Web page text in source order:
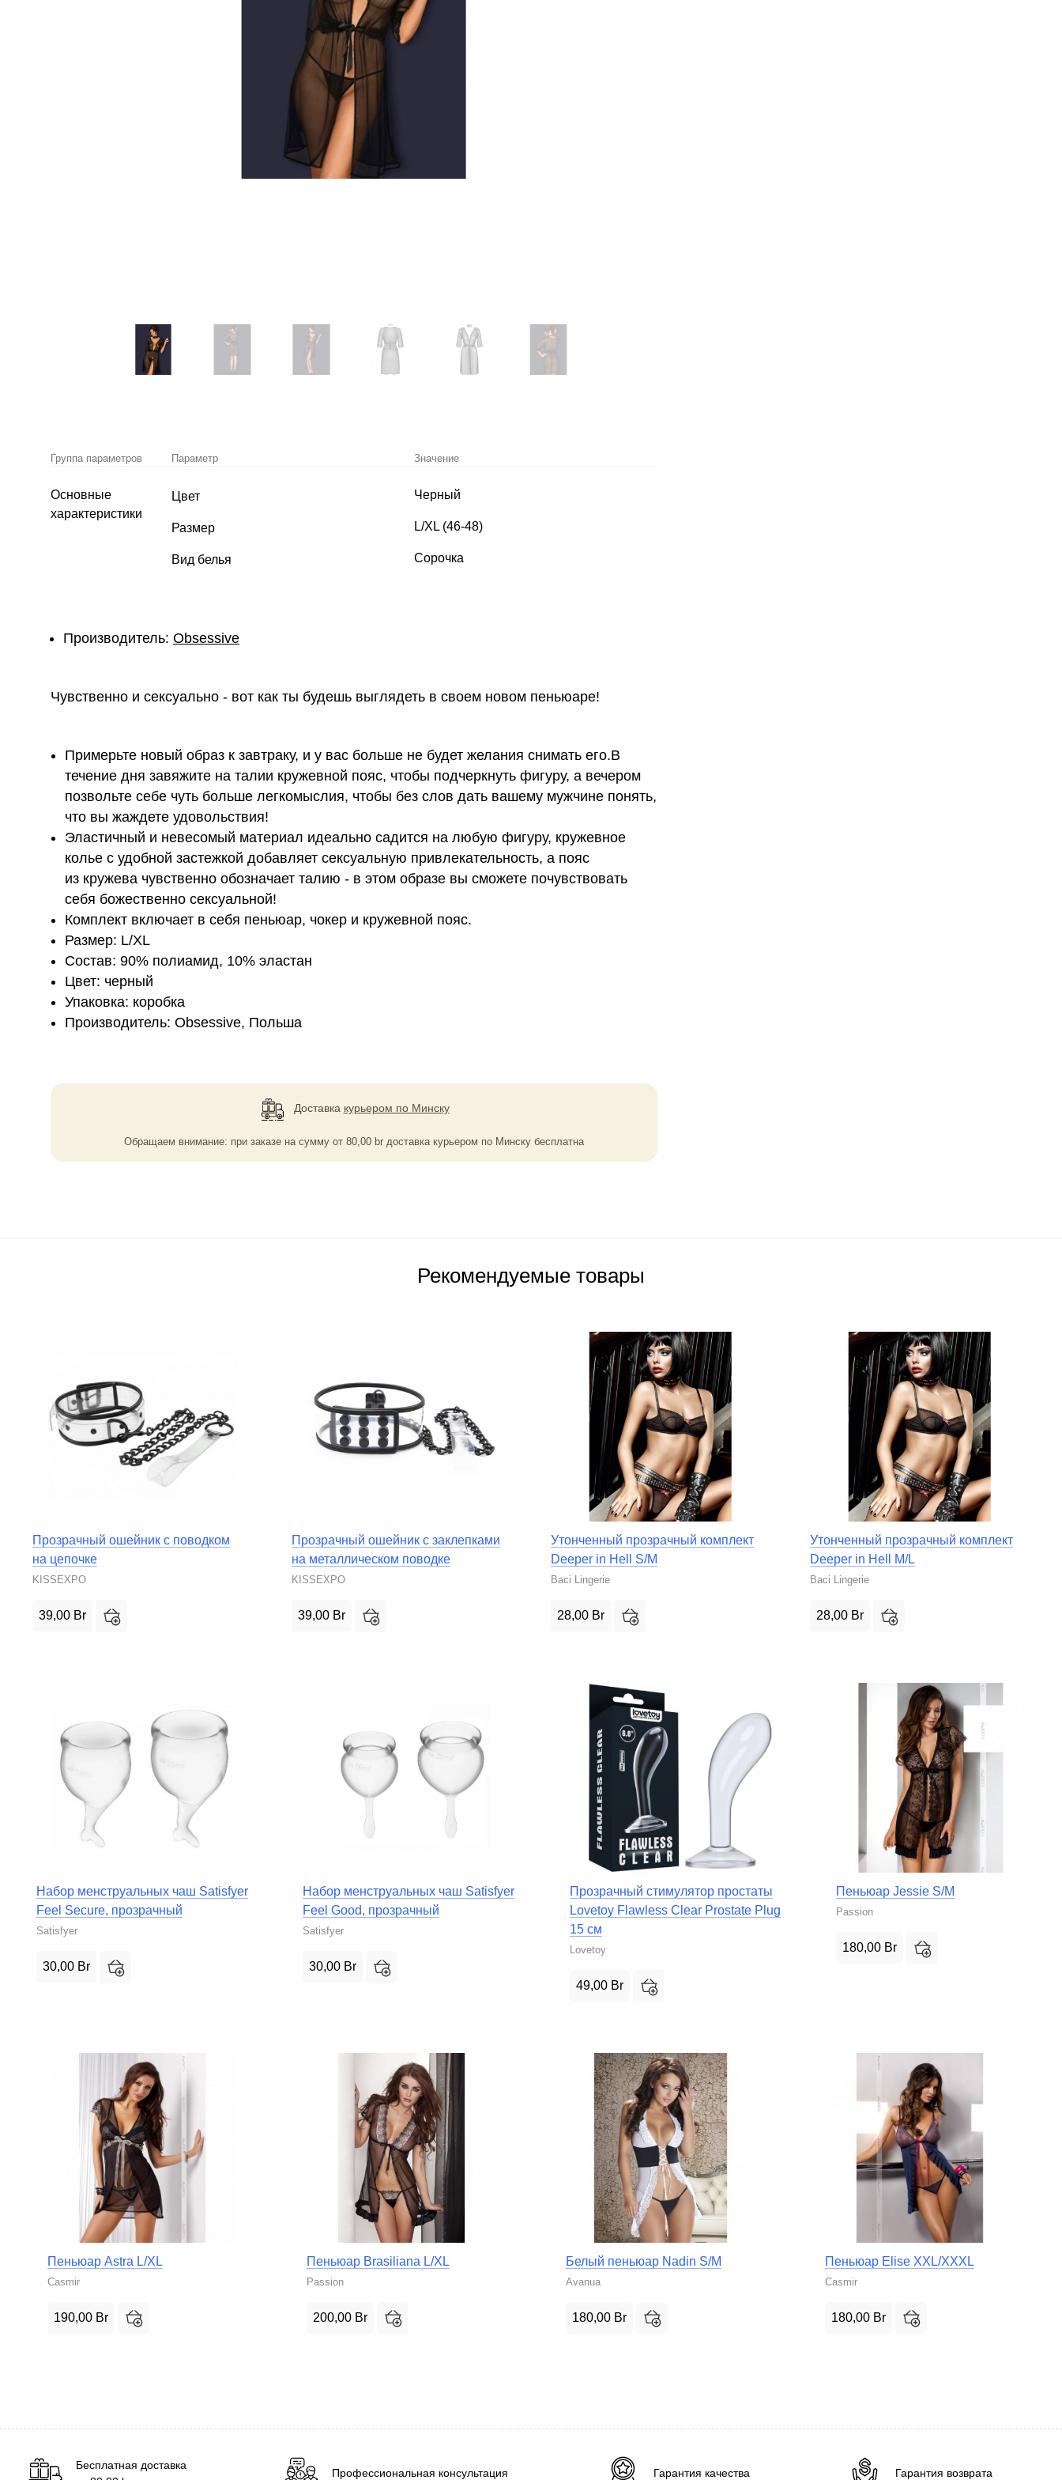
Группа параметров Параметр Значение
Основные
характеристики
Цвет Черный
Размер L/XL (46-48)
Вид белья Сорочка
Производитель: Obsessive
Чувственно и сексуально - вот как ты будешь выглядеть в своем новом пеньюаре!
Примерьте новый образ к завтраку, и у вас больше не будет желания снимать его.В
течение дня завяжите на талии кружевной пояс, чтобы подчеркнуть фигуру, а вечером
позвольте себе чуть больше легкомыслия, чтобы без слов дать вашему мужчине понять,
что вы жаждете удовольствия!
Эластичный и невесомый материал идеально садится на любую фигуру, кружевное
колье с удобной застежкой добавляет сексуальную привлекательность, а пояс
из кружева чувственно обозначает талию - в этом образе вы сможете почувствовать
себя божественно сексуальной!
Комплект включает в себя пеньюар, чокер и кружевной пояс.
Размер: L/XL
Состав: 90% полиамид, 10% эластан
Цвет: черный
Упаковка: коробка
Производитель: Obsessive, Польша
Доставка курьером по Минску
Обращаем внимание: при заказе на сумму от 80,00 br доставка курьером по Минску бесплатна
Рекомендуемые товары
Прозрачный ошейник с поводком
на цепочке
KISSEXPO
39,00 Br
Прозрачный ошейник с заклепками
на металлическом поводке
KISSEXPO
39,00 Br
Утонченный прозрачный комплект
Deeper in Hell S/M
Baci Lingerie
28,00 Br
Утонченный прозрачный комплект
Deeper in Hell M/L
Baci Lingerie
28,00 Br
Набор менструальных чаш Satisfyer
Feel Secure, прозрачный
Satisfyer
30,00 Br
Набор менструальных чаш Satisfyer
Feel Good, прозрачный
Satisfyer
30,00 Br
Прозрачный стимулятор простаты
Lovetoy Flawless Clear Prostate Plug
15 см
Lovetoy
49,00 Br
Пеньюар Jessie S/M
Passion
180,00 Br
Пеньюар Astra L/XL
Casmir
190,00 Br
Пеньюар Brasiliana L/XL
Passion
200,00 Br
Белый пеньюар Nadin S/M
Avanua
180,00 Br
Пеньюар Elise XXL/XXXL
Casmir
180,00 Br
Бесплатная доставка
Профессиональная консультация Гарантия качества Гарантия возврата